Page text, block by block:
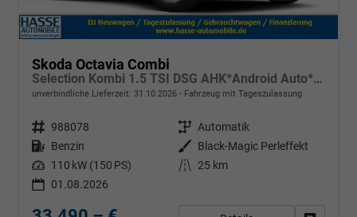
Skoda Octavia Combi
Selection Kombi 1.5 TSI DSG AHK*Android Auto*ACC*SHZ*E-Heck*Keyless*Kamera*2Z Klimaauto
unverbindliche Lieferzeit: 31.10.2026 Fahrzeug mit Tageszulassung
Fahrzeugnr. 988078 Getriebe Automatik
Kraftstoff Benzin Außenfarbe
Black-Magic Perleffekt
Leistung 110 kW (150 PS) Kilometerstand
25 km
01.08.2026